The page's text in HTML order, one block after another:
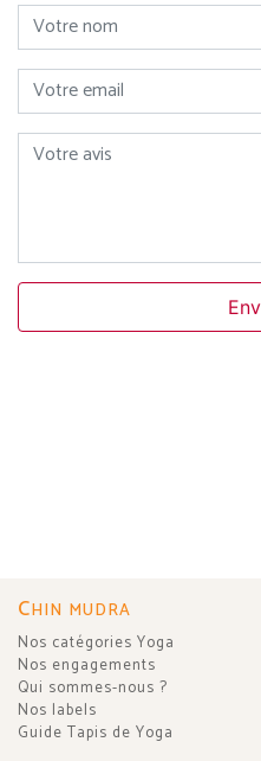
Votre nom
Votre email
Votre avis
CHIN MUDRA
Nos catégories Yoga
Nos engagements
Qui sommes-nous ?
Nos labels
Guide Tapis de Yoga